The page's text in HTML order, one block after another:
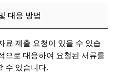
대응 방법
료 제출 요청이 있을 수 있습
으로 대응하여 요청된 서류를
수 있습니다.